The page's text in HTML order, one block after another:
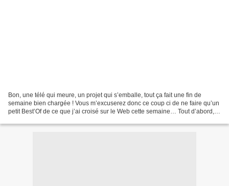
Bon, une télé qui meure, un projet qui s’emballe, tout ça fait une fin de
semaine bien chargée ! Vous m’excuserez donc ce coup ci de ne faire qu’un
petit Best’Of de ce que j’ai croisé sur le Web cette semaine… Tout d’abord, et